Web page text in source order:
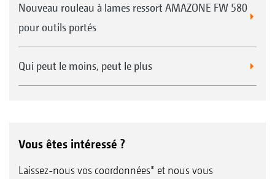
Nouveau rouleau à lames ressort AMAZONE FW 580
pour outils portés
Qui peut le moins, peut le plus
Vous êtes intéressé ?
Laissez-nous vos coordonnées* et nous vous